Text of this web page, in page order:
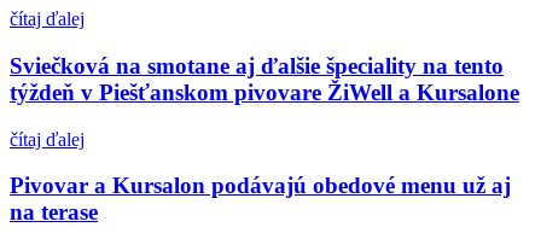
čítaj ďalej
Sviečková na smotane aj ďalšie špeciality na tento
týždeň v Piešťanskom pivovare ŽiWell a Kursalone
čítaj ďalej
Pivovar a Kursalon podávajú obedové menu už aj
na terase